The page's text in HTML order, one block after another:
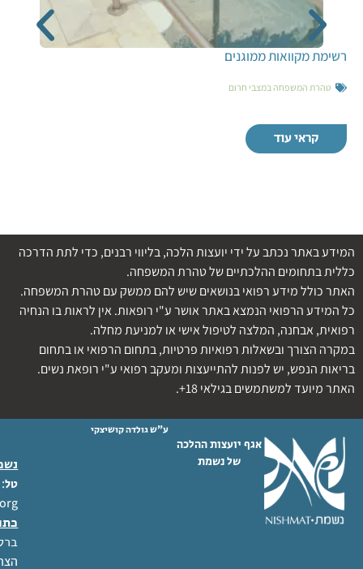
רשימת מקוואות ממוגנים
טהרת המשפחה במצבי חרום
קראי עוד
המידע באתר נכתב על ידי יועצות הלכה, בליווי רבנים, כדי לתת הדרכה
כללית בתחומים ההלכתיים של טהרת המשפחה.
האתר כולל מידע רפואי בנושאים שיש להם ממשק עם טהרת המשפחה.
כל המידע הרפואי הנמצא באתר אושר ע"י רופאות. אין לראות בו הנחיה
רפואית, אבחנה, המלצה לטיפול אישי או למניעת מחלה.
במקרה הצורך ובשאלות רפואיות פרטיות, בתחום הרפואי או בתחום
בריאות הנפש, יש לפנות להתייעצות ומעקב רפואי ע"י רופאת נשים.
האתר מיועד למשתמשים בגילאי 18+.
אגף יועצות ההלכה
של נשמת
ע"ש גולדה קושיצקי
טל: 02-6404333
ברל